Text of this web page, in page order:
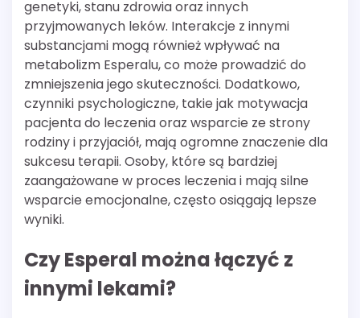
genetyki, stanu zdrowia oraz innych
przyjmowanych leków. Interakcje z innymi
substancjami mogą również wpływać na
metabolizm Esperalu, co może prowadzić do
zmniejszenia jego skuteczności. Dodatkowo,
czynniki psychologiczne, takie jak motywacja
pacjenta do leczenia oraz wsparcie ze strony
rodziny i przyjaciół, mają ogromne znaczenie dla
sukcesu terapii. Osoby, które są bardziej
zaangażowane w proces leczenia i mają silne
wsparcie emocjonalne, często osiągają lepsze
wyniki.
Czy Esperal można łączyć z
innymi lekami?